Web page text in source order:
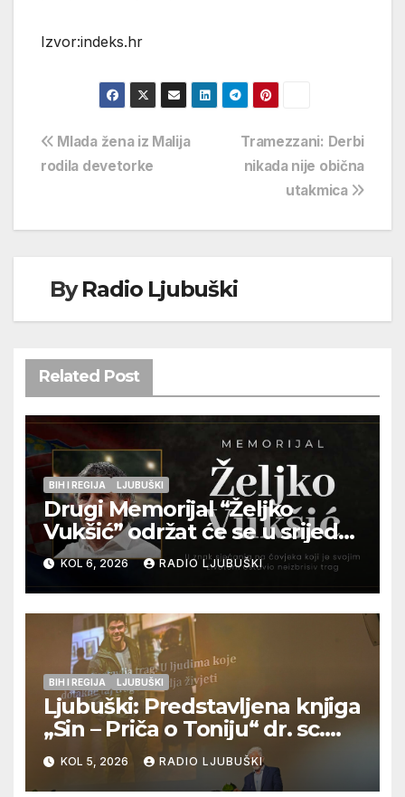
Izvor:indeks.hr
Navigacija
Tramezzani: Derbi
nikada nije obična
utakmica
Mlada žena iz Malija
rodila devetorke
ByRadio Ljubuški
Related Post
BIH I REGIJA LJUBUŠKI
Drugi Memorijal “Željko
Vukšić” održat će se u srijedu
12. kolovoza u Otoku
KOL 6, 2026 RADIO LJUBUŠKI
BIH I REGIJA LJUBUŠKI
Ljubuški: Predstavljena knjiga
„Sin – Priča o Toniju“ dr. sc.
Zdenka Hercega
KOL 5, 2026 RADIO LJUBUŠKI